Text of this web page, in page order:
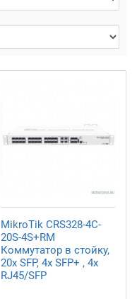
MikroTik CRS328-4C-
20S-4S+RM
Коммутатор в стойку,
20х SFP, 4x SFP+ , 4х
RJ45/SFP